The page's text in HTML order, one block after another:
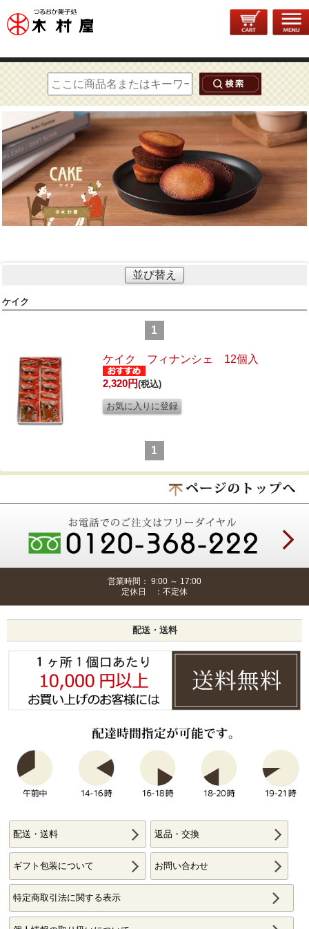
トップページ>洋菓子> ケイク
並び替え
ケイク
1
ケイク フィナンシェ 12個入
2,320円(税込)
1
営業時間： 9:00 ～ 17:00
定休日 ：不定休
配送・送料
配送・送料 返品・交換
ギフト包装について お問い合わせ
特定商取引法に関する表示